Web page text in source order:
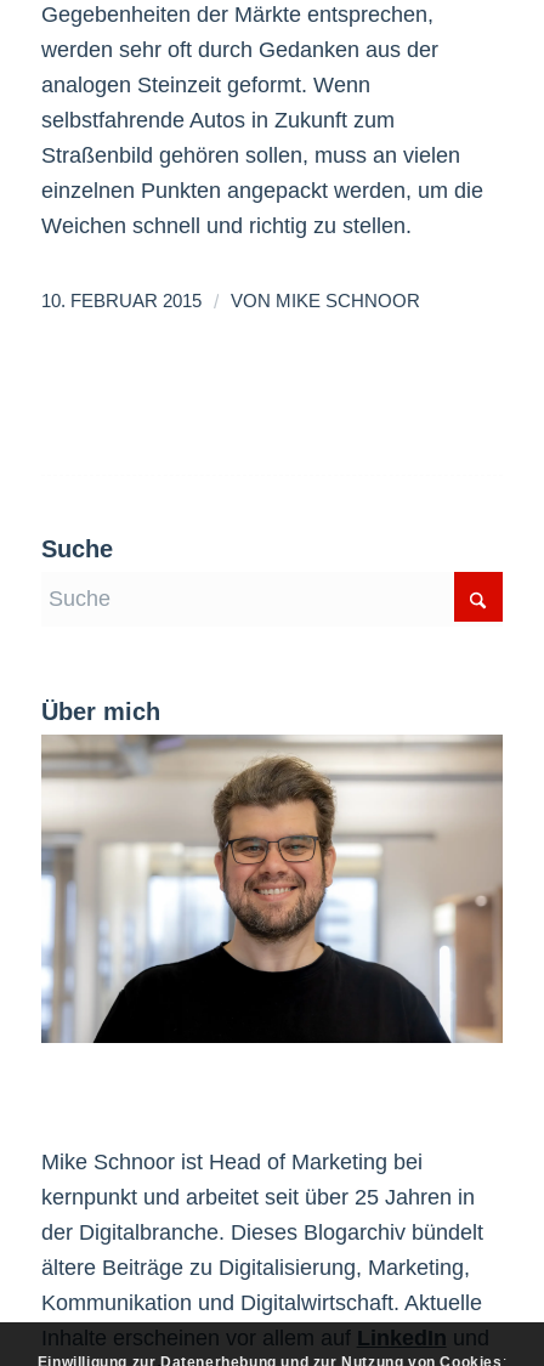
Gegebenheiten der Märkte entsprechen,
werden sehr oft durch Gedanken aus der
analogen Steinzeit geformt. Wenn
selbstfahrende Autos in Zukunft zum
Straßenbild gehören sollen, muss an vielen
einzelnen Punkten angepackt werden, um die
Weichen schnell und richtig zu stellen.
10. FEBRUAR 2015 / VON MIKE SCHNOOR
Suche
Über mich
Mike Schnoor ist Head of Marketing bei
kernpunkt und arbeitet seit über 25 Jahren in
der Digitalbranche. Dieses Blogarchiv bündelt
ältere Beiträge zu Digitalisierung, Marketing,
Kommunikation und Digitalwirtschaft. Aktuelle
Inhalte erscheinen vor allem auf LinkedIn und